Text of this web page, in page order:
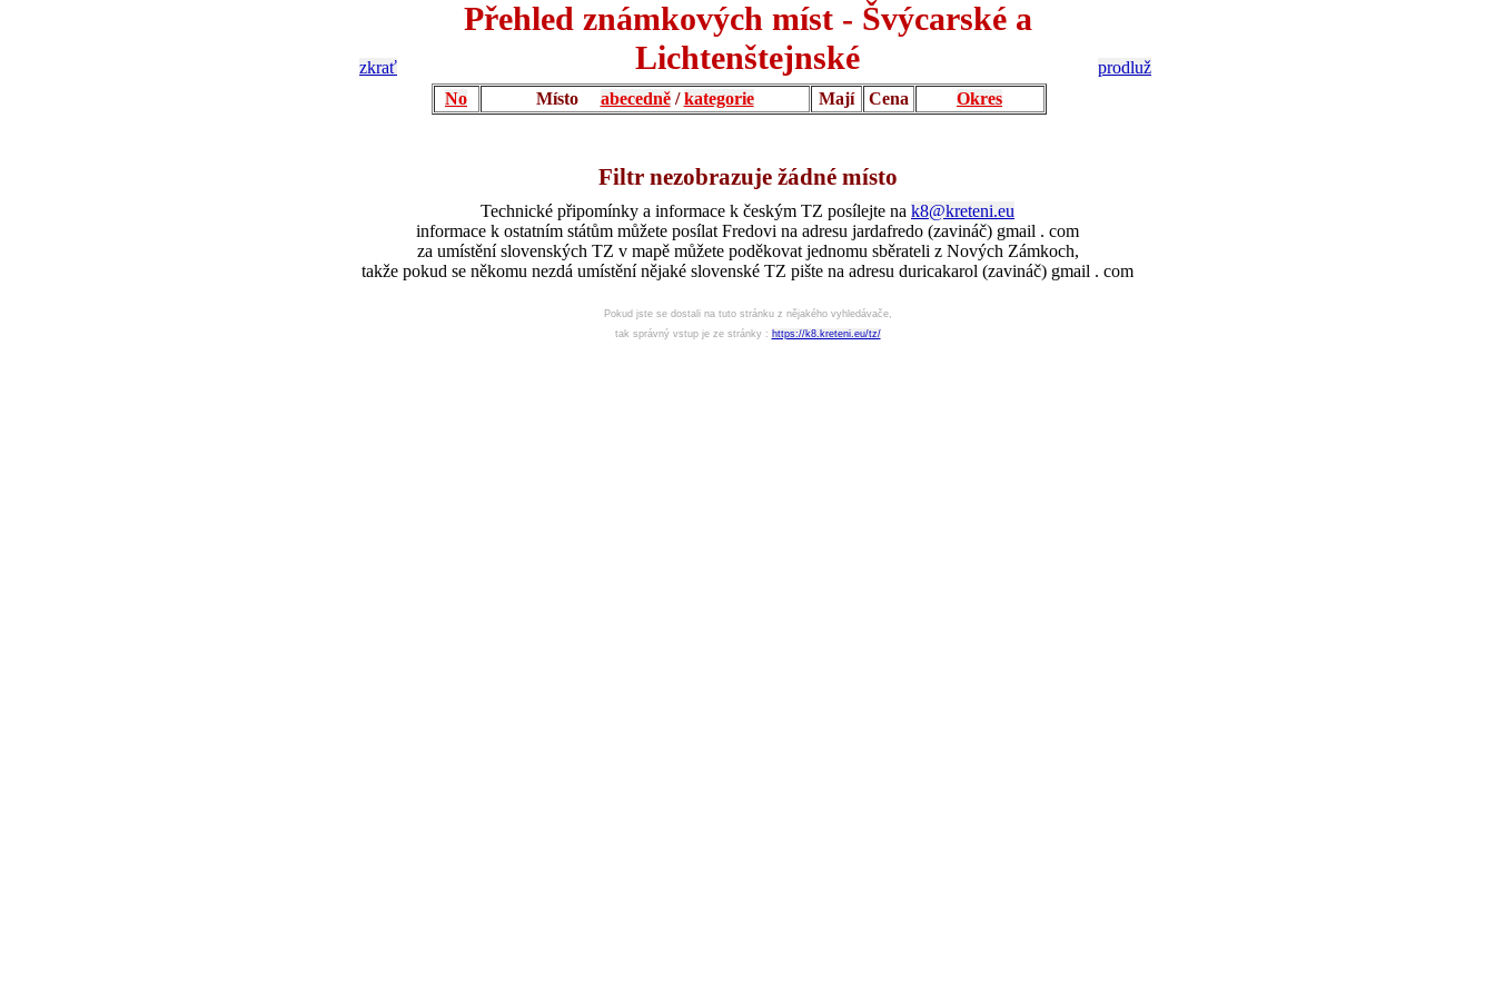
zkrať
Přehled známkových míst - Švýcarské a
Lichtenštejnské
prodluž
No
Místo abecedně/kategorie Mají Cena Okres
Filtr nezobrazuje žádné místo
Technické připomínky a informace k českým TZ posílejte na k8@kreteni.eu
informace k ostatním státům můžete posílat Fredovi na adresu jardafredo (zavináč) gmail . com
za umístění slovenských TZ v mapě můžete poděkovat jednomu sběrateli z Nových Zámkoch,
takže pokud se někomu nezdá umístění nějaké slovenské TZ pište na adresu duricakarol (zavináč) gmail . com
Pokud jste se dostali na tuto stránku z nějakého vyhledávače,
tak správný vstup je ze stránky : https://k8.kreteni.eu/tz/